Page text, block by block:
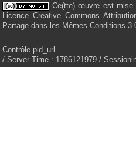
Ce(tte) œuvre est mise
Licence Creative Commons
Partage dans les Mêmes Conditions
Contrôle pid_url
/ Server Time : 1786121979 /